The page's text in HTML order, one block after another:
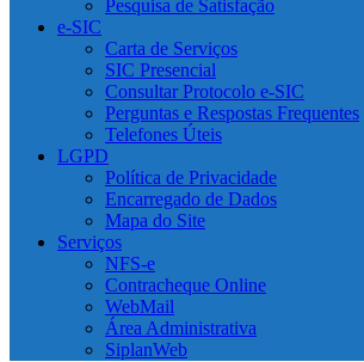
Pesquisa de Satisfação
e-SIC
Carta de Serviços
SIC Presencial
Consultar Protocolo e-SIC
Perguntas e Respostas Frequentes
Telefones Úteis
LGPD
Política de Privacidade
Encarregado de Dados
Mapa do Site
Serviços
NFS-e
Contracheque Online
WebMail
Área Administrativa
SiplanWeb